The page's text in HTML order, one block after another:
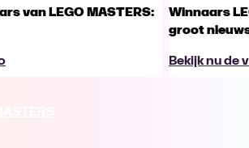
van LEGO MASTERS:
Winnaars
groot
Bekijk nu de